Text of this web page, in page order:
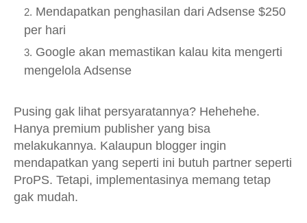
Mendapatkan penghasilan dari Adsense $250
per hari
Google akan memastikan kalau kita mengerti
mengelola Adsense
Pusing gak lihat persyaratannya? Hehehehe.
Hanya premium publisher yang bisa
melakukannya. Kalaupun blogger ingin
mendapatkan yang seperti ini butuh partner seperti
ProPS. Tetapi, implementasinya memang tetap
gak mudah.